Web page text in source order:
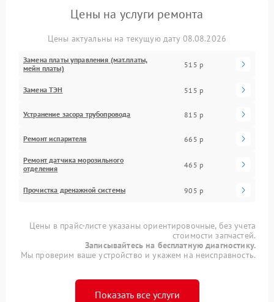
Цены на услуги ремонта
Цены актуальны на текущую дату 08.08.2026
Замена платы управления (мат.платы,
мейн платы)
515 р
Замена ТЭН 515 р
Устранение засора трубопровода 815 р
Ремонт испарителя 665 р
Ремонт датчика морозильного
отделения
465 р
Прочистка дренажной системы 905 р
Цены в прайс-листе указаны ориентировочные, без учета
стоимости запчастей.
Записывайтесь на бесплатную диагностику.
Мы проверим ваше устройство и укажем на неисправность.
Показать все услуги